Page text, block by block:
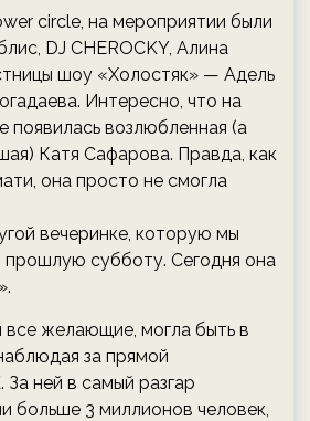
сircle, на мероприятии были
DJ CHEROCKY, Алина
шоу «Холостяк» — Адель
Интересно, что на
появилась возлюбленная (а
Катя Сафарова. Правда, как
она просто не смогла
вечеринке, которую мы
прошлую субботу. Сегодня она
все желающие, могла быть в
за прямой
За ней в самый разгар
больше 3 миллионов человек,